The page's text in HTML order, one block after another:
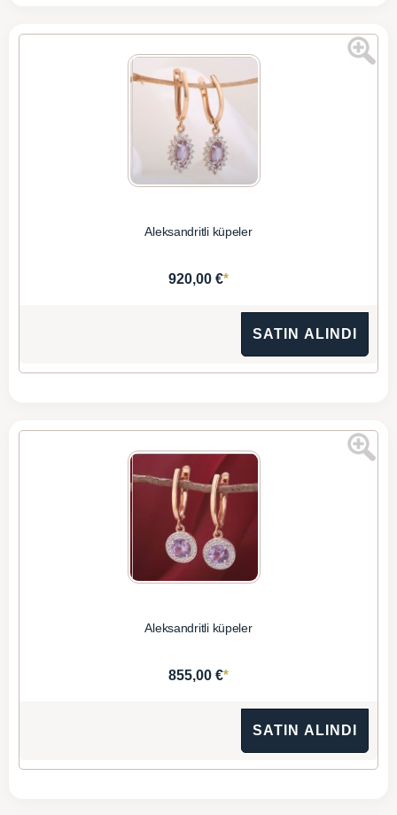
Aleksandritli küpeler
920,00 €*
SATIN ALINDI
Aleksandritli küpeler
855,00 €*
SATIN ALINDI